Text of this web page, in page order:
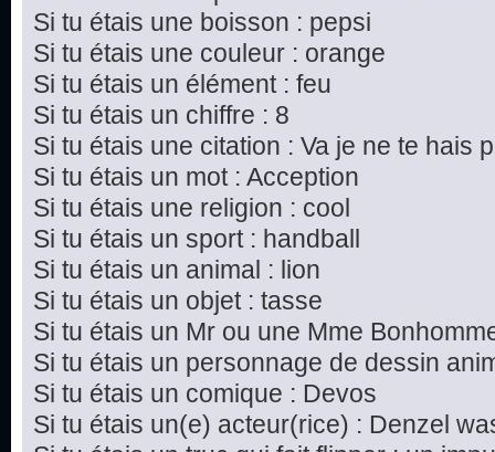
Si tu étais une boisson : pepsi
Si tu étais une couleur : orange
Si tu étais un élément : feu
Si tu étais un chiffre : 8
Si tu étais une citation : Va je ne te hais
Si tu étais un mot : Acception
Si tu étais une religion : cool
Si tu étais un sport : handball
Si tu étais un animal : lion
Si tu étais un objet : tasse
Si tu étais un Mr ou une Mme
Si tu étais un personnage de dessin
Si tu étais un comique : Devos
Si tu étais un(e) acteur(rice) : Denzel